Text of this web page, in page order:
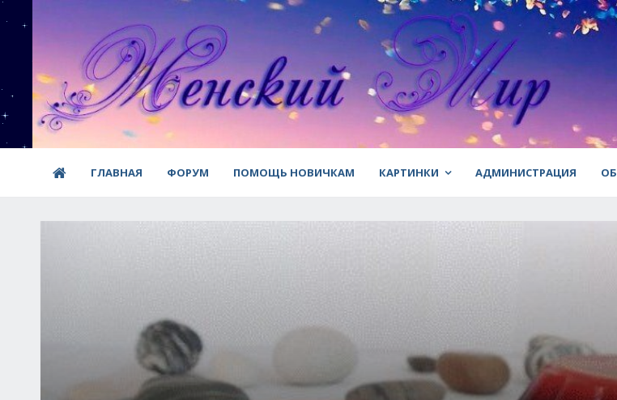
ГЛАВНАЯ ФОРУМ ПОМОЩЬ НОВИЧКАМ КАРТИНКИ АДМИНИСТРАЦИЯ